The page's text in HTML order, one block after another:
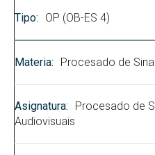
OP (OB-ES 4)
Procesado de
Procesado de
Audiovisuais